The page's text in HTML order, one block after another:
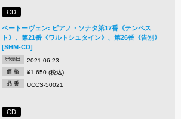
CD
ベートーヴェン: ピアノ・ソナタ第17番《テンペス
ト》、第21番《ワルトシュタイン》、第26番《告別》
[SHM-CD]
発売日 2021.06.23
価 格 ¥1,650 (税込)
品 番 UCCS-50021
CD